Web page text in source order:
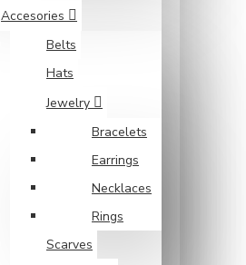
Accesories
Belts
Hats
Jewelry
Bracelets
Earrings
Necklaces
Rings
Scarves